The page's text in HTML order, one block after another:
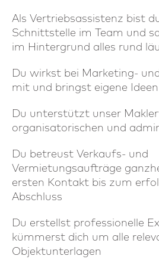
Als Vertriebsassistenz bist
Schnittstelle im Team und
im Hintergrund alles rund
Du wirkst bei Marketing-
mit und bringst eigene
Du unterstützt unser
organisatorischen und
Du betreust Verkaufs- und
Vermietungsaufträge
ersten Kontakt bis zum
Abschluss
Du erstellst professionelle
kümmerst dich um alle
Objektunterlagen